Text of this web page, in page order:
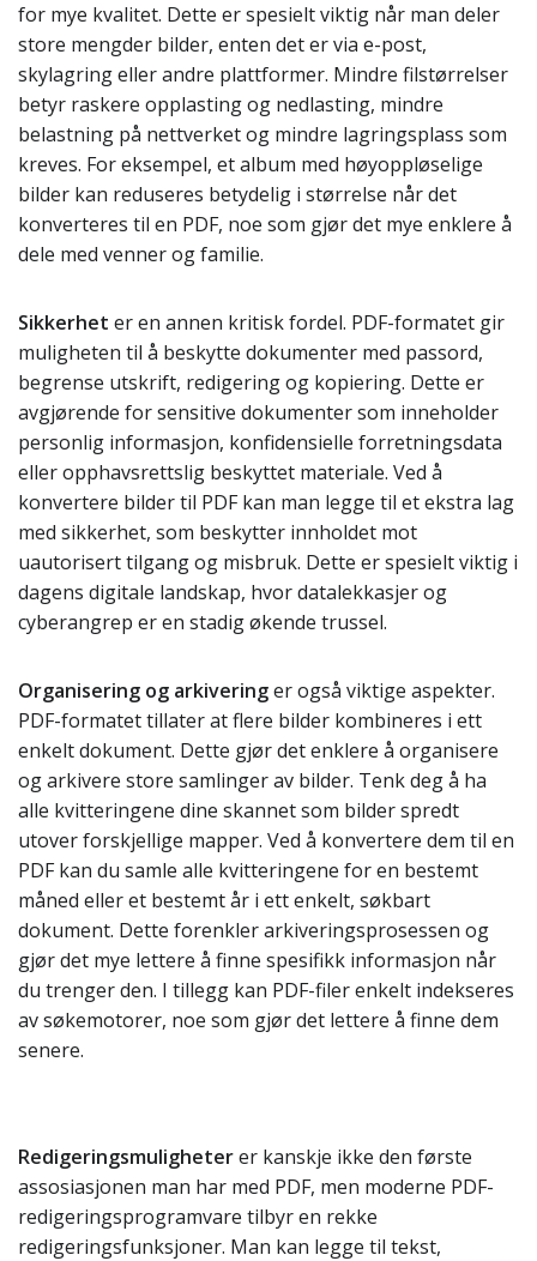
for mye kvalitet. Dette er spesielt viktig når man deler
store mengder bilder, enten det er via e-post,
skylagring eller andre plattformer. Mindre filstørrelser
betyr raskere opplasting og nedlasting, mindre
belastning på nettverket og mindre lagringsplass som
kreves. For eksempel, et album med høyoppløselige
bilder kan reduseres betydelig i størrelse når det
konverteres til en PDF, noe som gjør det mye enklere å
dele med venner og familie.
Sikkerhet er en annen kritisk fordel. PDF-formatet gir
muligheten til å beskytte dokumenter med passord,
begrense utskrift, redigering og kopiering. Dette er
avgjørende for sensitive dokumenter som inneholder
personlig informasjon, konfidensielle forretningsdata
eller opphavsrettslig beskyttet materiale. Ved å
konvertere bilder til PDF kan man legge til et ekstra lag
med sikkerhet, som beskytter innholdet mot
uautorisert tilgang og misbruk. Dette er spesielt viktig i
dagens digitale landskap, hvor datalekkasjer og
cyberangrep er en stadig økende trussel.
Organisering og arkiveringer også viktige aspekter.
PDF-formatet tillater at flere bilder kombineres i ett
enkelt dokument. Dette gjør det enklere å organisere
og arkivere store samlinger av bilder. Tenk deg å ha
alle kvitteringene dine skannet som bilder spredt
utover forskjellige mapper. Ved å konvertere dem til en
PDF kan du samle alle kvitteringene for en bestemt
måned eller et bestemt år i ett enkelt, søkbart
dokument. Dette forenkler arkiveringsprosessen og
gjør det mye lettere å finne spesifikk informasjon når
du trenger den. I tillegg kan PDF-filer enkelt indekseres
av søkemotorer, noe som gjør det lettere å finne dem
senere.
Redigeringsmuligheterer kanskje ikke den første
assosiasjonen man har med PDF, men moderne PDF-
redigeringsprogramvare tilbyr en rekke
redigeringsfunksjoner. Man kan legge til tekst,